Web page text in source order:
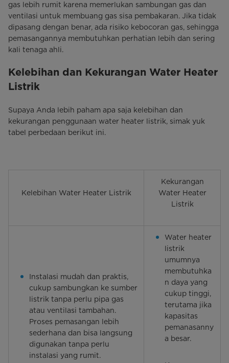
gas lebih rumit karena memerlukan sambungan gas dan
ventilasi untuk membuang gas sisa pembakaran. Jika tidak
dipasang dengan benar, ada risiko kebocoran gas, sehingga
pemasangannya membutuhkan perhatian lebih dan sering
kali tenaga ahli.
Kelebihan dan Kekurangan Water Heater
Listrik
Supaya Anda lebih paham apa saja kelebihan dan
kekurangan penggunaan water heater listrik, simak yuk
tabel perbedaan berikut ini.
Kelebihan Water Heater Listrik
Kekurangan
Water Heater
Listrik
Instalasi mudah dan praktis,
cukup sambungkan ke sumber
listrik tanpa perlu pipa gas
atau ventilasi tambahan.
Proses pemasangan lebih
sederhana dan bisa langsung
digunakan tanpa perlu
instalasi yang rumit.
Water heater
listrik
umumnya
membutuhka
n daya yang
cukup tinggi,
terutama jika
kapasitas
pemanasanny
a besar.